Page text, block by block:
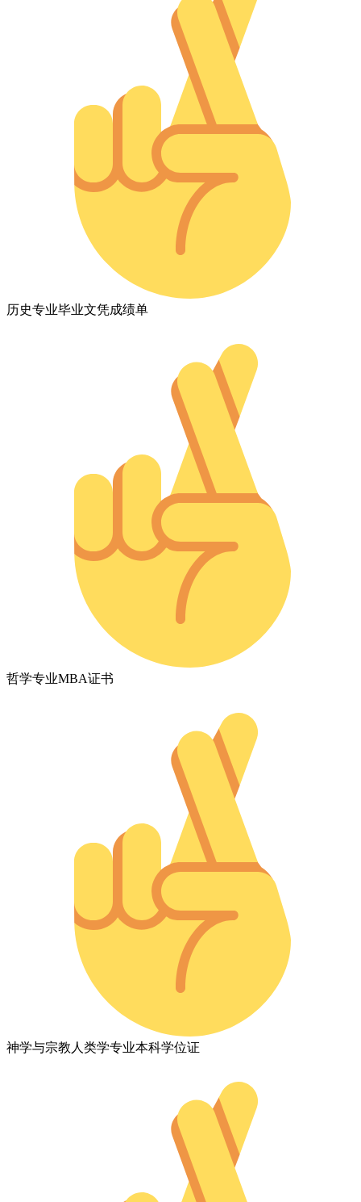
历史专业毕业文凭成绩单
哲学专业MBA证书
神学与宗教人类学专业本科学位证